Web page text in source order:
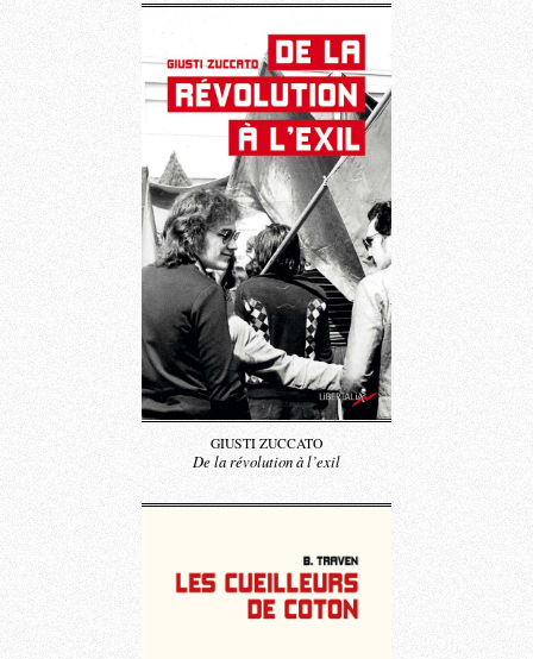
GIUSTI ZUCCATO
De la révolution à l’exil